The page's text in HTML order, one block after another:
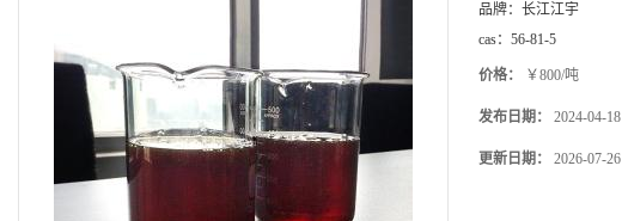
品牌： 长江江宇
cas： 56-81-5
价格： ￥800/吨
发布日期： 2024-04-18
更新日期： 2026-07-26